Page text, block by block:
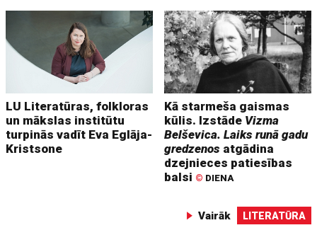
LU Literatūras, folkloras
un mākslas institūtu
turpinās vadīt Eva Eglāja-
Kristsone
Kā starmeša gaismas
kūlis. Izstāde Vizma
Belševica. Laiks runā gadu
gredzenos atgādina
dzejnieces patiesības
balsi © DIENA
Vairāk LITERATŪRA